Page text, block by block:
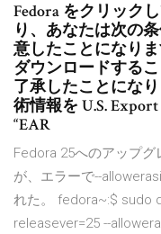
Fedora をクリック
り、あなたは次の
意したことになり
ダウンロードする
了承したことにな
術情報を U.S.
“EAR
Fedora 25へのアップグ
が、エラーで--
れた。 fedora~:$ sudo
releasever=25 --